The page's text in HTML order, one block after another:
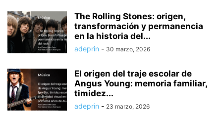
The Rolling Stones: origen,
transformación y permanencia
en la historia del...
adeprin - 30 marzo, 2026
El origen del traje escolar de
Angus Young: memoria familiar,
timidez...
adeprin - 23 marzo, 2026